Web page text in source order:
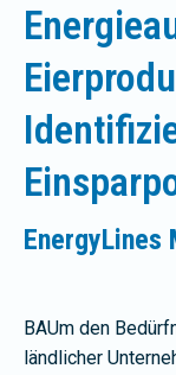
EnergyLines
BAUm den
ländlicher